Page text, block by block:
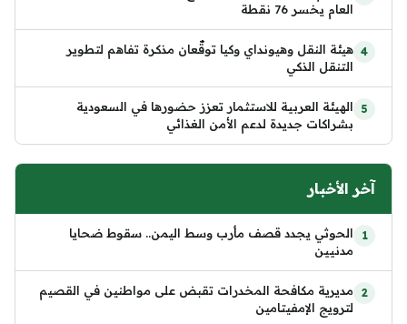
العام يخسر 76 نقطة
هيئة النقل وهيونداي وكيا توقّعان مذكرة تفاهم لتطوير
التنقل الذكي
الهيئة العربية للاستثمار تعزز حضورها في السعودية
بشراكات جديدة لدعم الأمن الغذائي
آخر الأخبار
الحوثي يجدد قصف مأرب وسط اليمن.. سقوط ضحايا
مدنيين
مديرية مكافحة المخدرات تقبض على مواطنين في القصيم
لترويج الإمفيتامين